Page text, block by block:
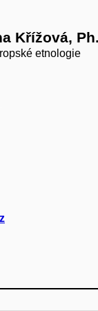
Křížová,
etnologie